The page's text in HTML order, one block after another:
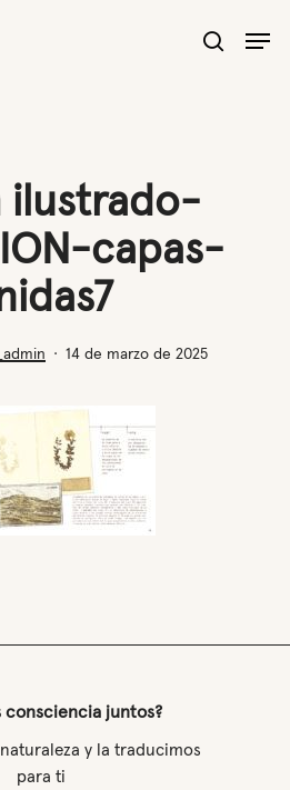
search
ilustrado-
capas-
14 de marzo de 2025
consciencia juntos?
y la traducimos
para ti